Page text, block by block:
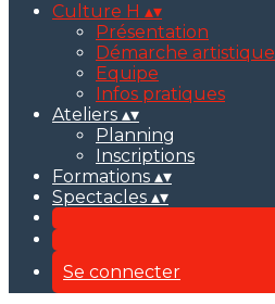
Culture H ▴▾
Présentation
Démarche artistique
Equipe
Infos pratiques
Ateliers ▴▾
Planning
Inscriptions
Formations ▴▾
Spectacles ▴▾
Se connecter